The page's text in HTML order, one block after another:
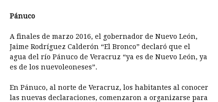
Pánuco
A finales de marzo 2016, el gobernador de Nuevo León,
Jaime Rodríguez Calderón “El Bronco” declaró que el
agua del río Pánuco de Veracruz “ya es de Nuevo León, ya
es de los nuevoleoneses”.
En Pánuco, al norte de Veracruz, los habitantes al conocer
las nuevas declaraciones, comenzaron a organizarse para